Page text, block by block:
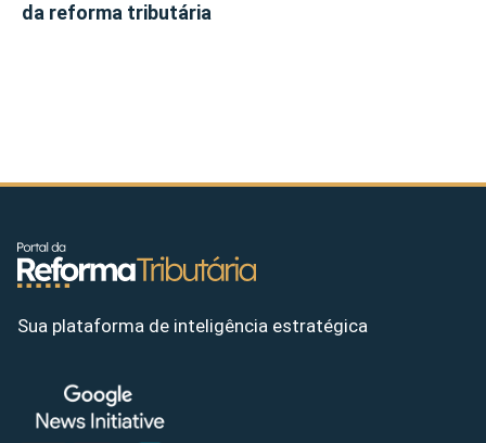
da reforma tributária
Sua plataforma de inteligência estratégica